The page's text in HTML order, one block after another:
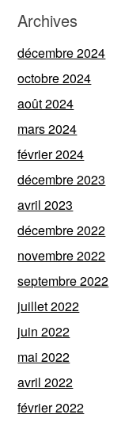
Archives
décembre 2024
octobre 2024
août 2024
mars 2024
février 2024
décembre 2023
avril 2023
décembre 2022
novembre 2022
septembre 2022
juillet 2022
juin 2022
mai 2022
avril 2022
février 2022